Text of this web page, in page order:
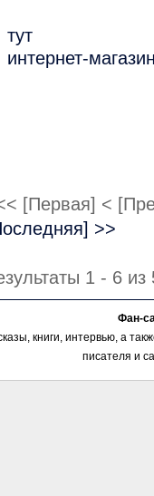
тут
интернет-
[Первая] <
>>
1 - 6 из
Фан-
книги, интервью, а
писателя и